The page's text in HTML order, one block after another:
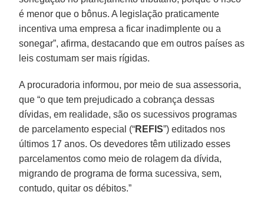
é menor que o bônus. A legislação praticamente
incentiva uma empresa a ficar inadimplente ou a
sonegar”, afirma, destacando que em outros países as
leis costumam ser mais rígidas.
A procuradoria informou, por meio de sua assessoria,
que “o que tem prejudicado a cobrança dessas
dívidas, em realidade, são os sucessivos programas
de parcelamento especial (“REFIS”) editados nos
últimos 17 anos. Os devedores têm utilizado esses
parcelamentos como meio de rolagem da dívida,
migrando de programa de forma sucessiva, sem,
contudo, quitar os débitos.”